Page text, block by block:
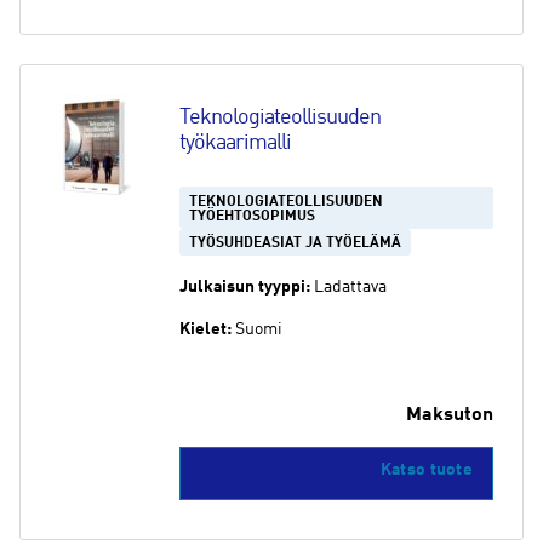
Teknologiateollisuuden
työkaarimalli
TEKNOLOGIATEOLLISUUDEN
TYÖEHTOSOPIMUS
TYÖSUHDEASIAT JA TYÖELÄMÄ
Julkaisun tyyppi: Ladattava
Kielet: Suomi
Maksuton
Katso tuote